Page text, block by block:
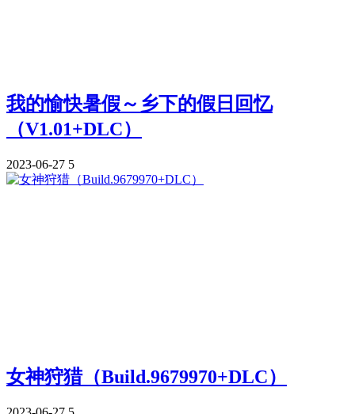
我的愉快暑假～乡下的假日回忆
（V1.01+DLC）
2023-06-27 5
女神狩猎（Build.9679970+DLC）